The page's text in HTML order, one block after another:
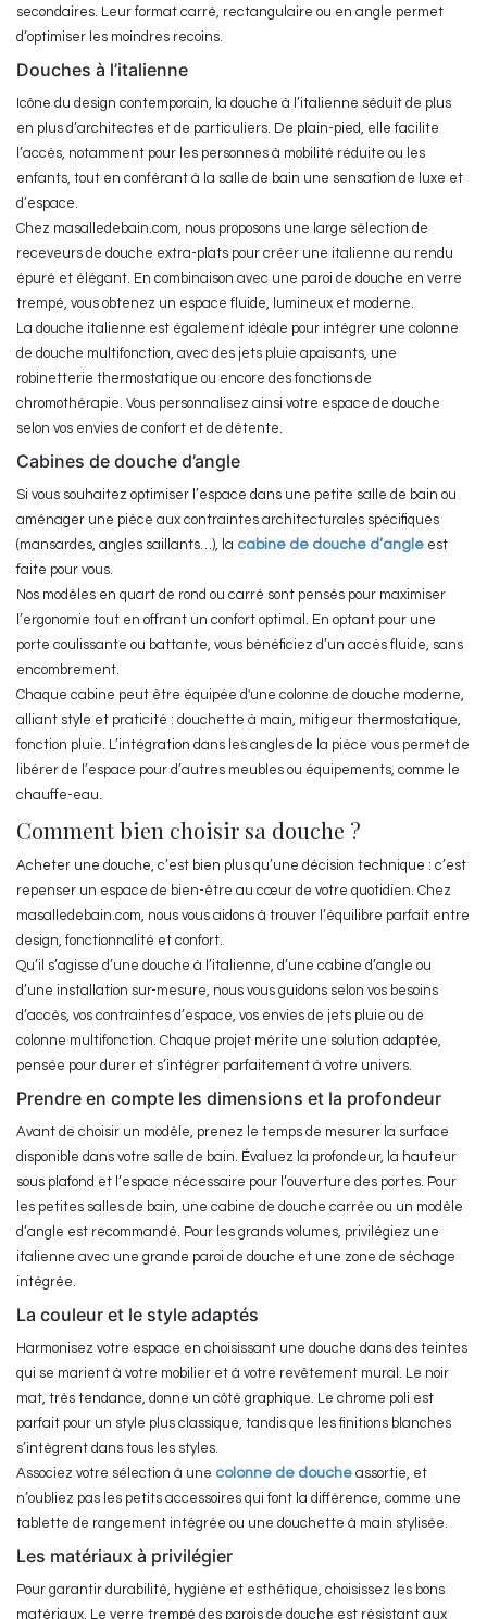
secondaires. Leur format carré, rectangulaire ou en angle permet
d’optimiser les moindres recoins.
Douches à l’italienne
Icône du design contemporain, la douche à l’italienne séduit de plus
en plus d’architectes et de particuliers. De plain-pied, elle facilite
l’accès, notamment pour les personnes à mobilité réduite ou les
enfants, tout en conférant à la salle de bain une sensation de luxe et
d’espace.
Chez masalledebain.com, nous proposons une large sélection de
receveurs de douche extra-plats pour créer une italienne au rendu
épuré et élégant. En combinaison avec une paroi de douche en verre
trempé, vous obtenez un espace fluide, lumineux et moderne.
La douche italienne est également idéale pour intégrer une colonne
de douche multifonction, avec des jets pluie apaisants, une
robinetterie thermostatique ou encore des fonctions de
chromothérapie. Vous personnalisez ainsi votre espace de douche
selon vos envies de confort et de détente.
Cabines de douche d’angle
Si vous souhaitez optimiser l’espace dans une petite salle de bain ou
aménager une pièce aux contraintes architecturales spécifiques
(mansardes, angles saillants…), la cabine de douche d’angle est
faite pour vous.
Nos modèles en quart de rond ou carré sont pensés pour maximiser
l’ergonomie tout en offrant un confort optimal. En optant pour une
porte coulissante ou battante, vous bénéficiez d’un accès fluide, sans
encombrement.
Chaque cabine peut être équipée d'une colonne de douche moderne,
alliant style et praticité : douchette à main, mitigeur thermostatique,
fonction pluie. L’intégration dans les angles de la pièce vous permet de
libérer de l’espace pour d’autres meubles ou équipements, comme le
chauffe-eau.
Comment bien choisir sa douche ?
Acheter une douche, c’est bien plus qu’une décision technique : c’est
repenser un espace de bien-être au cœur de votre quotidien. Chez
masalledebain.com, nous vous aidons à trouver l’équilibre parfait entre
design, fonctionnalité et confort.
Qu’il s’agisse d’une douche à l’italienne, d’une cabine d’angle ou
d’une installation sur-mesure, nous vous guidons selon vos besoins
d’accès, vos contraintes d’espace, vos envies de jets pluie ou de
colonne multifonction. Chaque projet mérite une solution adaptée,
pensée pour durer et s’intégrer parfaitement à votre univers.
Prendre en compte les dimensions et la profondeur
Avant de choisir un modèle, prenez le temps de mesurer la surface
disponible dans votre salle de bain. Évaluez la profondeur, la hauteur
sous plafond et l’espace nécessaire pour l’ouverture des portes. Pour
les petites salles de bain, une cabine de douche carrée ou un modèle
d’angle est recommandé. Pour les grands volumes, privilégiez une
italienne avec une grande paroi de douche et une zone de séchage
intégrée.
La couleur et le style adaptés
Harmonisez votre espace en choisissant une douche dans des teintes
qui se marient à votre mobilier et à votre revêtement mural. Le noir
mat, très tendance, donne un côté graphique. Le chrome poli est
parfait pour un style plus classique, tandis que les finitions blanches
s’intègrent dans tous les styles.
Associez votre sélection à une colonne de douche assortie, et
n’oubliez pas les petits accessoires qui font la différence, comme une
tablette de rangement intégrée ou une douchette à main stylisée.
Les matériaux à privilégier
Pour garantir durabilité, hygiène et esthétique, choisissez les bons
matériaux. Le verre trempé des parois de douche est résistant aux